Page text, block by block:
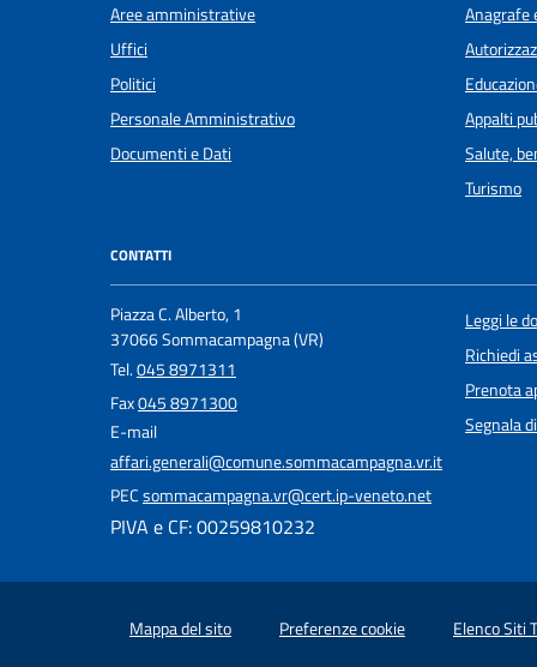
Aree amministrative
Uffici
Politici
Personale Amministrativo
Documenti e Dati
Anagrafe
Appalti
Salute,
Turismo
CONTATTI
Piazza C. Alberto, 1
37066 Sommacampagna (VR)
Tel.045 8971311
Fax045 8971300
E-mail
affari.generali@comune.sommacampagna.vr.it
PECsommacampagna.vr@cert.ip-veneto.net
PIVA e CF: 00259810232
Leggi le
Richiedi
Prenota
Segnala
Mappa del sito Preferenze cookie Elenco Siti